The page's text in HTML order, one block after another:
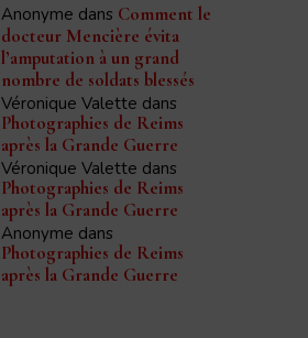
Anonyme dans Comment le
docteur Mencière évita
l’amputation à un grand
nombre de soldats blessés
Véronique Valette dans
Photographies de Reims
après la Grande Guerre
Véronique Valette dans
Photographies de Reims
après la Grande Guerre
Anonyme dans
Photographies de Reims
après la Grande Guerre